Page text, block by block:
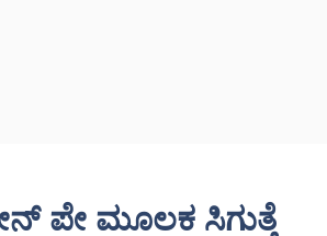
ಪೇ ಮೂಲಕ ಸಿಗುತ್ತೆ